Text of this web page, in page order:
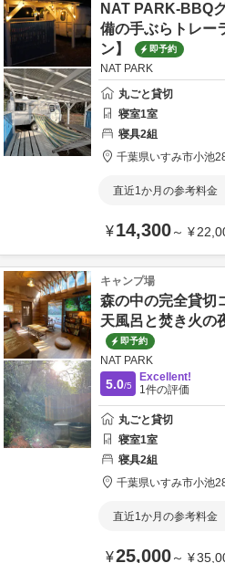
NAT PARK-BBQ
備の手ぶらトレー
ン】
即予約
NAT PARK
丸ごと貸切
寝室1室
寝具2組
千葉県いすみ市小池
直近1か月の参考料金
¥14,300～ ¥
キャンプ場
森の中の完全貸切
天風呂と焚き火の
即予約
NAT PARK
5.0/5
Excellent!
1件の評価
丸ごと貸切
寝室1室
寝具2組
千葉県いすみ市小池
直近1か月の参考料金
¥25,000～ ¥